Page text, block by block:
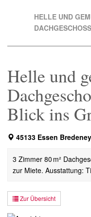
HELLE UND
Helle und
Blick ins
45133 Essen
3 Zimmer 80 m²
zur Miete. Ausstattung:
Zur Übersicht